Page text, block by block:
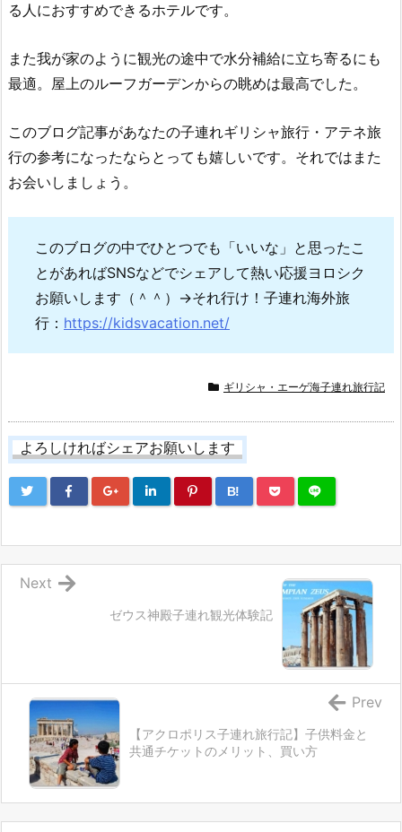
る人におすすめできるホテルです。
また我が家のように観光の途中で水分補給に立ち寄るにも
最適。屋上のルーフガーデンからの眺めは最高でした。
このブログ記事があなたの子連れギリシャ旅行・アテネ旅
行の参考になったならとっても嬉しいです。それではまた
お会いしましょう。
このブログの中でひとつでも「いいな」と思ったこ
とがあればSNSなどでシェアして熱い応援ヨロシク
お願いします（＾＾）→それ行け！子連れ海外旅
行： https://kidsvacation.net/
ギリシャ・エーゲ海子連れ旅行記
よろしければシェアお願いします
B!
ゼウス神殿子連れ観光体験記
Next
【アクロポリス子連れ旅行記】子供料金と
共通チケットのメリット、買い方
Prev